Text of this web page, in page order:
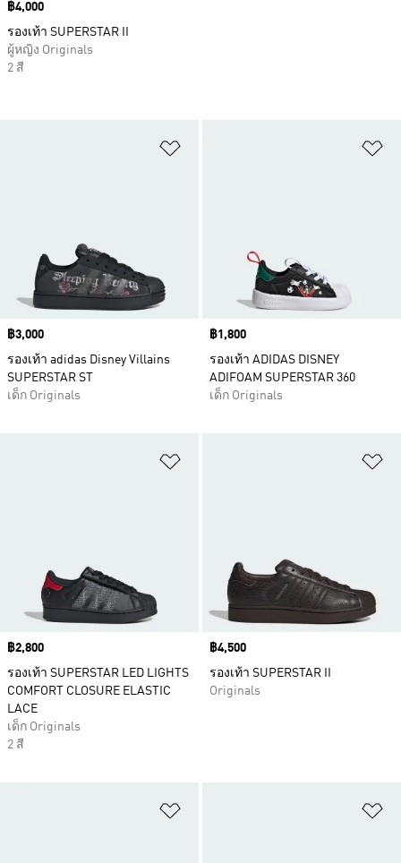
Price
฿3,000
รองเท้า adidas Disney Villains
SUPERSTAR ST
เด็ก Originals
Price
฿1,800
รองเท้า ADIDAS DISNEY
ADIFOAM SUPERSTAR 360
เด็ก Originals
Price
฿2,800
รองเท้า SUPERSTAR LED LIGHTS
COMFORT CLOSURE ELASTIC
LACE
เด็ก Originals
2 สี
Price
฿4,500
รองเท้า SUPERSTAR II
Originals
Price
฿4,000
รองเท้า SUPERSTAR II
ผู้หญิง Originals
2 สี